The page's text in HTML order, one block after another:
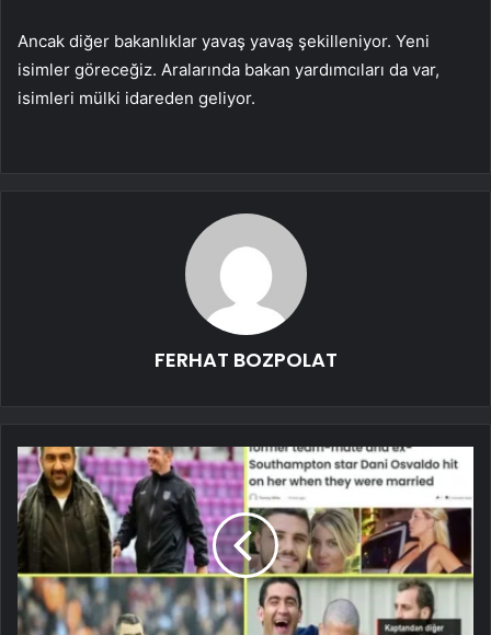
Ancak diğer bakanlıklar yavaş yavaş şekilleniyor. Yeni
isimler göreceğiz. Aralarında bakan yardımcıları da var,
isimleri mülki idareden geliyor.
FERHAT BOZPOLAT